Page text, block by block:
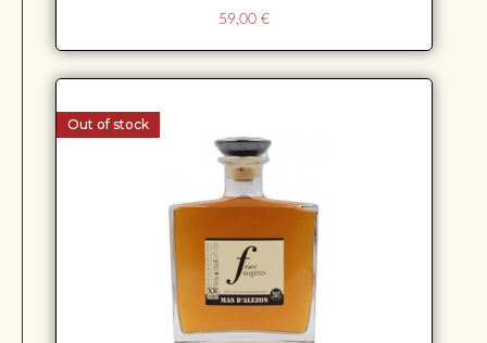
59,00 €
Out of stock